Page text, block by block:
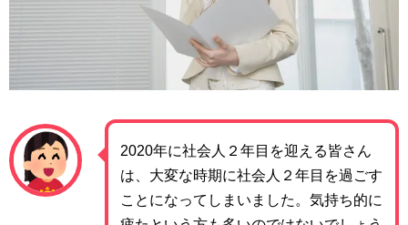
2020年に社会人２年目を迎える皆さん
は、大変な時期に社会人２年目を過ごす
ことになってしまいました。気持ち的に